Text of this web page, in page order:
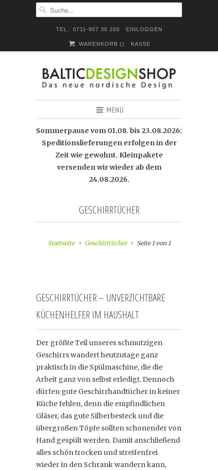
TEL.: 0711-907 38 200 EINLOGGEN
WARENKORB () KASSE
MENÜ
Sommerpause vom 01.08. bis 23.08.2026:
Speditionslieferungen erfolgen in der
Zeit wie gewohnt. Kleinpakete
versenden wir wieder ab dem
24.08.2026.
GESCHIRRTÜCHER
Startseite Geschirrtücher Seite 1 von 1
GESCHIRRTÜCHER – UNVERZICHTBARE
KÜCHENHELFER IM HAUSHALT
Der größte Teil unseres schmutzigen
Geschirrs wandert heutzutage ganz
praktisch in die Spülmaschine, die die
Arbeit ganz von selbst erledigt. Dennoch
dürfen gute Geschirrhandtücher in keiner
Küche fehlen, denn die empfindlichen
Gläser, das gute Silberbesteck und die
übergroßen Töpfe sollten schonender von
Hand gespült werden. Damit anschließend
alles schön trocken und streifenfrei
wieder in den Schrank wandern kann,